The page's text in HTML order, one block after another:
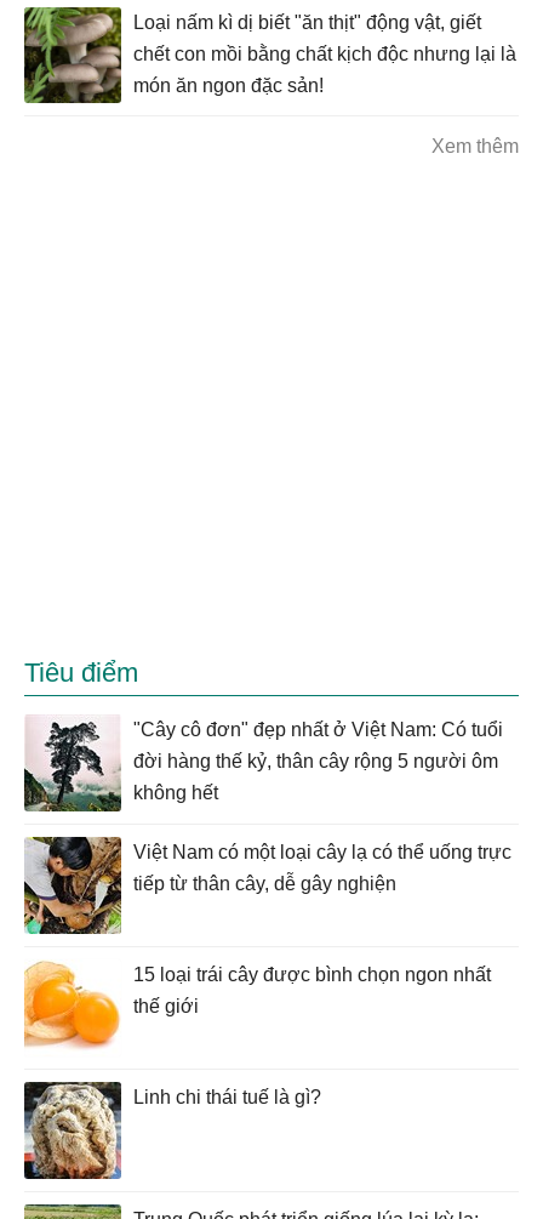
Loại nấm kì dị biết "ăn thịt" động vật, giết
chết con mồi bằng chất kịch độc nhưng lại là
món ăn ngon đặc sản!
Xem thêm
Tiêu điểm
"Cây cô đơn" đẹp nhất ở Việt Nam: Có tuổi
đời hàng thế kỷ, thân cây rộng 5 người ôm
không hết
Việt Nam có một loại cây lạ có thể uống trực
tiếp từ thân cây, dễ gây nghiện
15 loại trái cây được bình chọn ngon nhất
thế giới
Linh chi thái tuế là gì?